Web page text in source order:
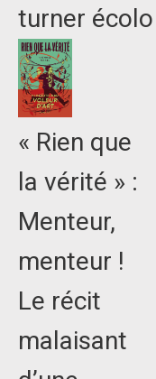
turner écolo
« Rien que
la vérité » :
Menteur,
menteur !
Le récit
malaisant